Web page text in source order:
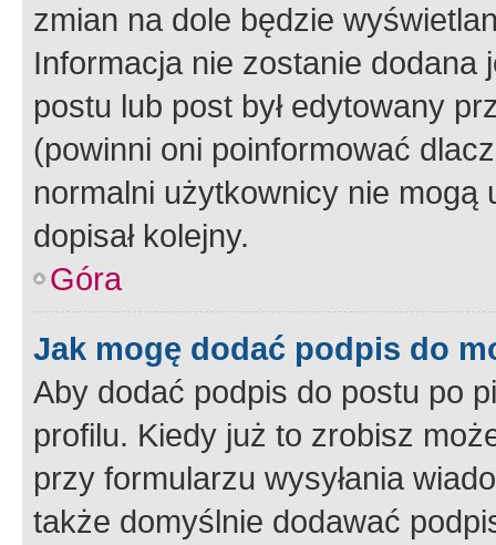
zmian na dole będzie
Informacja nie zostanie dodana
postu lub post był edytowany
(powinni oni poinformować
normalni użytkownicy nie
dopisał kolejny.
Góra
Jak mogę dodać podpis do
Aby dodać podpis do postu po
profilu. Kiedy już to zrobisz
przy formularzu wysyłania
także domyślnie dodawać